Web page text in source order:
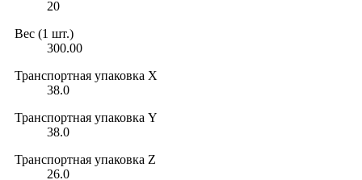
20
Вес (1 шт.)
300.00
Транспортная упаковка X
38.0
Транспортная упаковка Y
38.0
Транспортная упаковка Z
26.0